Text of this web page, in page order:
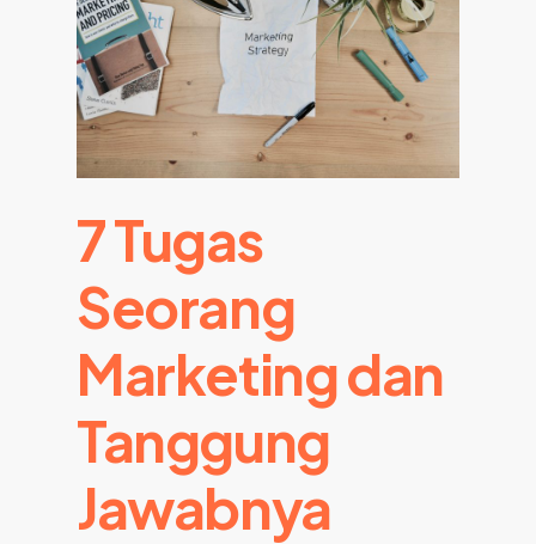
7 Tugas
Seorang
Marketing dan
Tanggung
Jawabnya